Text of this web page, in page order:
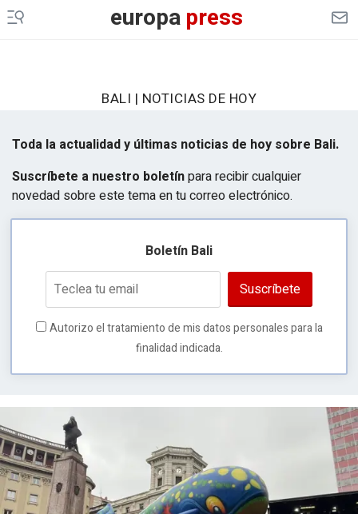
europapress
BALI | NOTICIAS DE HOY
Toda la actualidad y últimas noticias de hoy sobre Bali.
Suscríbete a nuestro boletínpara recibir cualquier
novedad sobre este tema en tu correo electrónico.
Boletín Bali
Suscríbete
Autorizo el tratamiento de mis datos personales para la
finalidad indicada.